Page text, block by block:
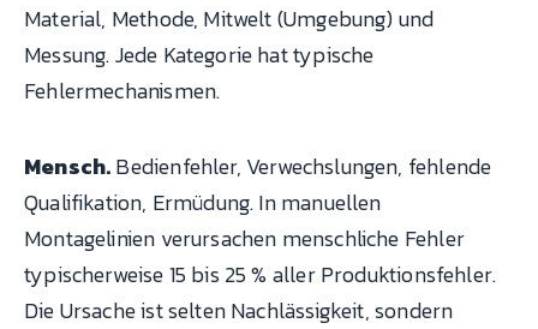
Material, Methode, Mitwelt (Umgebung) und
Messung. Jede Kategorie hat typische
Fehlermechanismen.
Mensch.Bedienfehler, Verwechslungen, fehlende
Qualifikation, Ermüdung. In manuellen
Montagelinien verursachen menschliche Fehler
typischerweise 15 bis 25 % aller Produktionsfehler.
Die Ursache ist selten Nachlässigkeit, sondern